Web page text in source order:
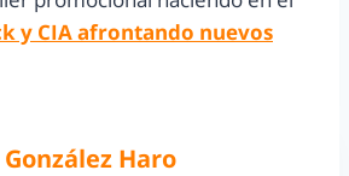
y CIA afrontando nuevos
González Haro